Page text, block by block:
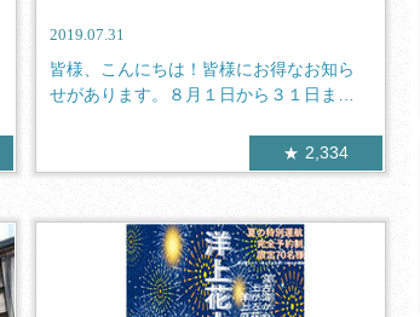
2019.07.31
皆様、こんにちは！皆様にお得なお知ら
せがあります。８月１日から３１日まで
2,334